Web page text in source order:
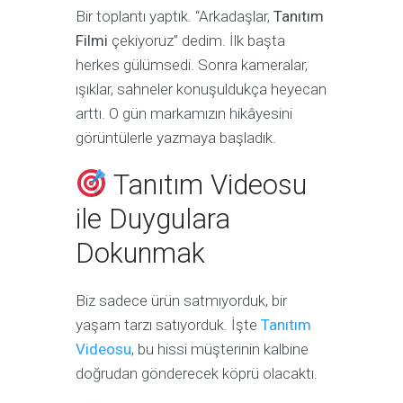
Bir toplantı yaptık. “Arkadaşlar, Tanıtım
Filmi çekiyoruz” dedim. İlk başta
herkes gülümsedi. Sonra kameralar,
ışıklar, sahneler konuşuldukça heyecan
arttı. O gün markamızın hikâyesini
görüntülerle yazmaya başladık.
Tanıtım Videosu
ile Duygulara
Dokunmak
Biz sadece ürün satmıyorduk, bir
yaşam tarzı satıyorduk. İşte Tanıtım
Videosu, bu hissi müşterinin kalbine
doğrudan gönderecek köprü olacaktı.